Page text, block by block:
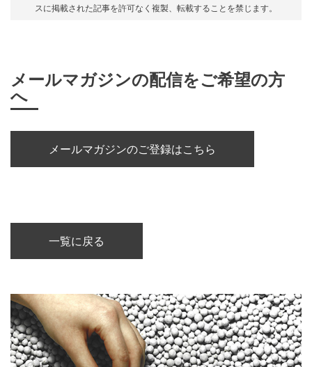
スに掲載された記事を許可なく複製、転載することを禁じます。
メールマガジンの配信をご希望の方
へ
メールマガジンのご登録はこちら
一覧に戻る